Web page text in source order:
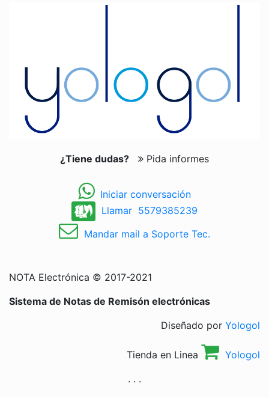
¿Tiene dudas? Pida informes
Iniciar conversación
Llamar 5579385239
Mandar mail a Soporte Tec.
NOTA Electrónica © 2017-2021
Sistema de Notas de Remisón electrónicas
Diseñado por Yologol
Tienda en Linea
Yologol
. . .